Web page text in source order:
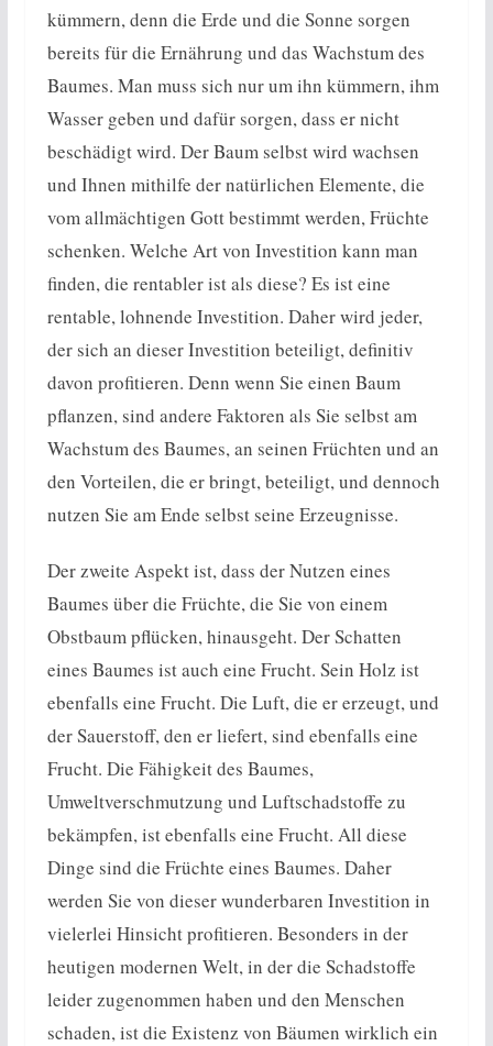
kümmern, denn die Erde und die Sonne sorgen
bereits für die Ernährung und das Wachstum des
Baumes. Man muss sich nur um ihn kümmern, ihm
Wasser geben und dafür sorgen, dass er nicht
beschädigt wird. Der Baum selbst wird wachsen
und Ihnen mithilfe der natürlichen Elemente, die
vom allmächtigen Gott bestimmt werden, Früchte
schenken. Welche Art von Investition kann man
finden, die rentabler ist als diese? Es ist eine
rentable, lohnende Investition. Daher wird jeder,
der sich an dieser Investition beteiligt, definitiv
davon profitieren. Denn wenn Sie einen Baum
pflanzen, sind andere Faktoren als Sie selbst am
Wachstum des Baumes, an seinen Früchten und an
den Vorteilen, die er bringt, beteiligt, und dennoch
nutzen Sie am Ende selbst seine Erzeugnisse.
Der zweite Aspekt ist, dass der Nutzen eines
Baumes über die Früchte, die Sie von einem
Obstbaum pflücken, hinausgeht. Der Schatten
eines Baumes ist auch eine Frucht. Sein Holz ist
ebenfalls eine Frucht. Die Luft, die er erzeugt, und
der Sauerstoff, den er liefert, sind ebenfalls eine
Frucht. Die Fähigkeit des Baumes,
Umweltverschmutzung und Luftschadstoffe zu
bekämpfen, ist ebenfalls eine Frucht. All diese
Dinge sind die Früchte eines Baumes. Daher
werden Sie von dieser wunderbaren Investition in
vielerlei Hinsicht profitieren. Besonders in der
heutigen modernen Welt, in der die Schadstoffe
leider zugenommen haben und den Menschen
schaden, ist die Existenz von Bäumen wirklich ein